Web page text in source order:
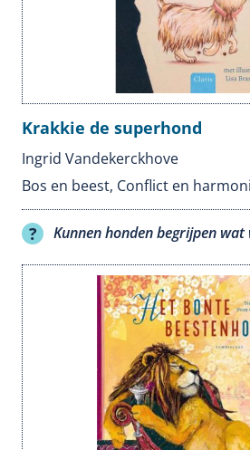
Krakkie de superhond
Ingrid Vandekerckhove
Bos en beest, Conflict en
Kunnen honden begrijpen wat